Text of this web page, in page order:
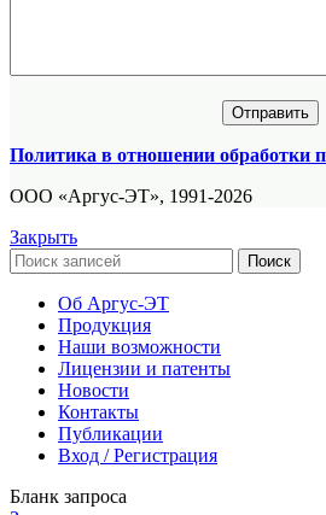
Политика в отношении обработки
ООО «Аргус-ЭТ», 1991-2026
Закрыть
Поиск
Об Аргус-ЭТ
Продукция
Наши возможности
Лицензии и патенты
Новости
Контакты
Публикации
Вход / Регистрация
Бланк запроса